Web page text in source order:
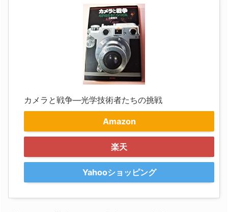
カメラと戦争―光学技術者たちの挑戦
Amazon
楽天
Yahooショッピング